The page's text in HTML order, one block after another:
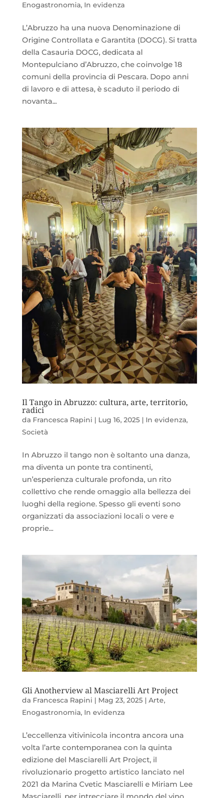
Enogastronomia, In evidenza
L’Abruzzo ha una nuova Denominazione di
Origine Controllata e Garantita (DOCG). Si tratta
della Casauria DOCG, dedicata al
Montepulciano d’Abruzzo, che coinvolge 18
comuni della provincia di Pescara. Dopo anni
di lavoro e di attesa, è scaduto il periodo di
novanta...
Il Tango in Abruzzo: cultura, arte, territorio,
radici
da Francesca Rapini | Lug 16, 2025| In evidenza,
Società
In Abruzzo il tango non è soltanto una danza,
ma diventa un ponte tra continenti,
un’esperienza culturale profonda, un rito
collettivo che rende omaggio alla bellezza dei
luoghi della regione. Spesso gli eventi sono
organizzati da associazioni locali o vere e
proprie...
Gli Anotherview al Masciarelli Art Project
da Francesca Rapini | Mag 23, 2025| Arte,
Enogastronomia, In evidenza
L’eccellenza vitivinicola incontra ancora una
volta l’arte contemporanea con la quinta
edizione del Masciarelli Art Project, il
rivoluzionario progetto artistico lanciato nel
2021 da Marina Cvetic Masciarelli e Miriam Lee